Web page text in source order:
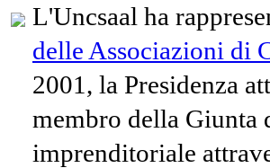
L'Uncsaal ha
delle Associazioni di
2001, la Presidenza
membro della Giunta
imprenditoriale